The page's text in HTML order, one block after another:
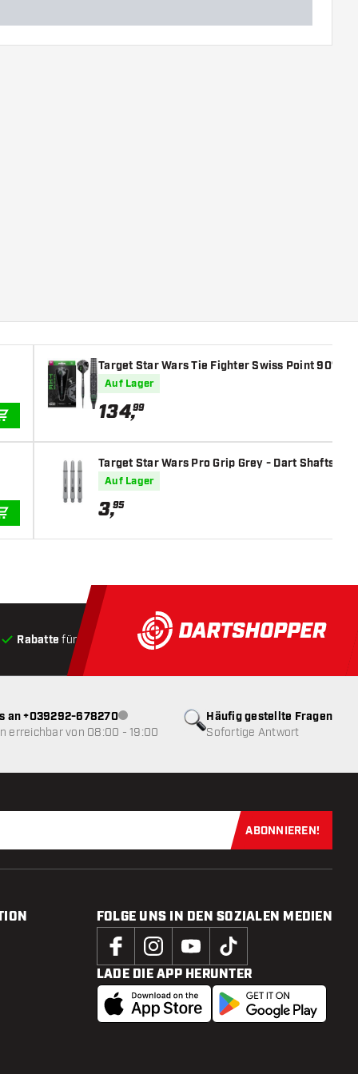
IN DEN WARENKORB
Target Star Wars Tie Fighter Swiss Point 90% -
Auf Lager
134,99
Target Star Wars Pro Grip Grey - Dart Shafts
Auf Lager
3,95
Rabatte für Kunden Produkte auf Lager, Versand
Häufig gestellte Fragen
Sofortige Antwort
an +039292-678270Kundenservice nicht verfügbar
erreichbar von 08:00 - 19:00
Jetzt für
ABONNIEREN!
FOLGE UNS IN DEN SOZIALEN MEDIEN
LADE DIE APP HERUNTER